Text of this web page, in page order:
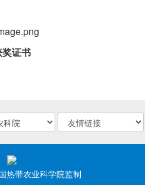
奖证书
热带农业科学院监制